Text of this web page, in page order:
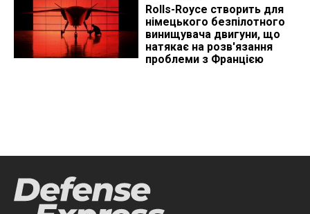
Rolls-Royce створить для
німецького безпілотного
винищувача двигуни, що
натякає на розв'язання
проблеми з Францією